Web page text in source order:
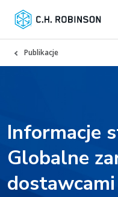
Publikacje
Informacje
Globalne
dostawcami